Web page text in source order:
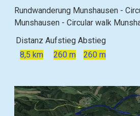
Rundwanderung Munshausen -
Munshausen - Circular walk
Distanz Aufstieg Abstieg
8,5 km
260 m 260 m